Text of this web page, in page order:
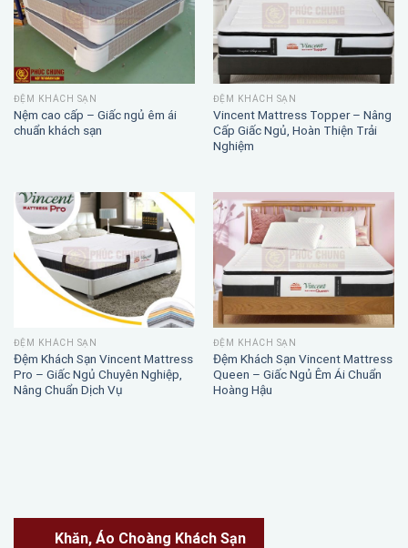
ĐỆM KHÁCH SẠN
Nệm cao cấp – Giấc ngủ êm ái
chuẩn khách sạn
ĐỆM KHÁCH SẠN
Vincent Mattress Topper – Nâng
Cấp Giấc Ngủ, Hoàn Thiện Trải
Nghiệm
ĐỆM KHÁCH SẠN
Đệm Khách Sạn Vincent Mattress
Pro – Giấc Ngủ Chuyên Nghiệp,
Nâng Chuẩn Dịch Vụ
ĐỆM KHÁCH SẠN
Đệm Khách Sạn Vincent Mattress
Queen – Giấc Ngủ Êm Ái Chuẩn
Hoàng Hậu
Khăn, Áo Choàng Khách Sạn